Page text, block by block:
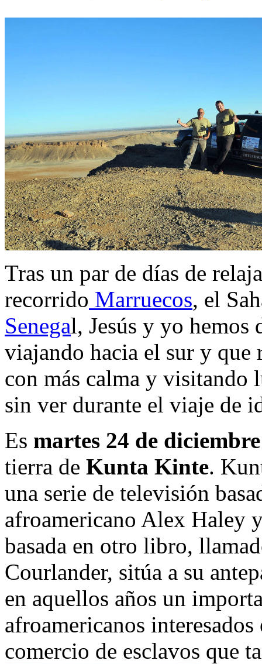
Tras un par de días de
recorrido Marruecos, el
Senegal, Jesús y yo hemos
viajando hacia el sur y que
con más calma y visitando
sin ver durante el viaje de
Es martes 24 de diciembre
tierra de Kunta Kinte.
una serie de televisión
afroamericano Alex Haley
basada en otro libro,
Courlander, sitúa a su
en aquellos años un
afroamericanos
comercio de esclavos que